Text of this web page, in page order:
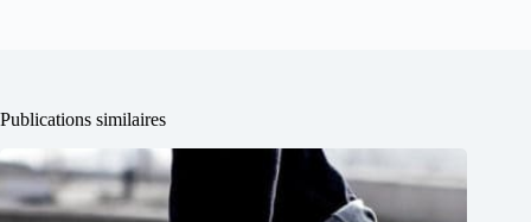
Publications similaires